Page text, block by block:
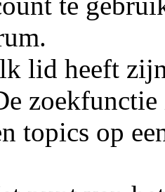
lid heeft
topics op